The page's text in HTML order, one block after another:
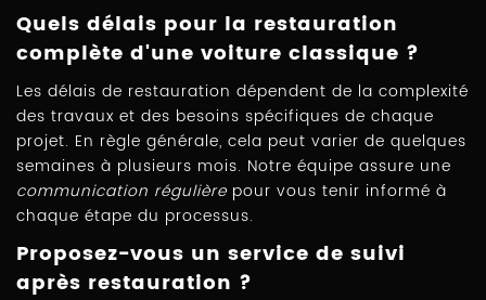
Quels délais pour la restauration
complète d'une voiture classique ?
Les délais de restauration dépendent de la complexité
des travaux et des besoins spécifiques de chaque
projet. En règle générale, cela peut varier de quelques
semaines à plusieurs mois. Notre équipe assure une
communication régulière pour vous tenir informé à
chaque étape du processus.
Proposez-vous un service de suivi
après restauration ?